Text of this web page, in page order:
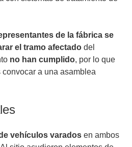
de la fábrica se
el tramo afectado del
no han cumplido, por lo que
a una asamblea
vehículos varados en ambos